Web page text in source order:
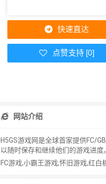
快速直达
点赞支持 [0]
网站介绍
H5GS游戏网是全球首家提供FC/
以随时保存和继续他们的游戏进度。
FC游戏,小霸王游戏,怀旧游戏,红白